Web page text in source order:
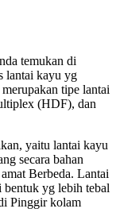
temukan di
lantai kayu yg
tipe lantai
(HDF), dan
yaitu lantai kayu
secara bahan
Berbeda. Lantai
yg lebih tebal
Pinggir kolam